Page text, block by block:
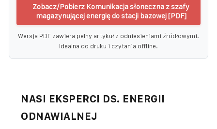
Zobacz/Pobierz Komunikacja słoneczna z szafy
magazynującej energię do stacji bazowej [PDF]
Wersja PDF zawiera pełny artykuł z odniesieniami źródłowymi.
Idealna do druku i czytania offline.
NASI EKSPERCI DS. ENERGII
ODNAWIALNEJ